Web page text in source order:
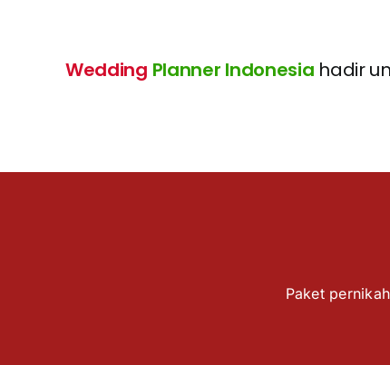
Wedding Planner Indonesia hadir
Paket